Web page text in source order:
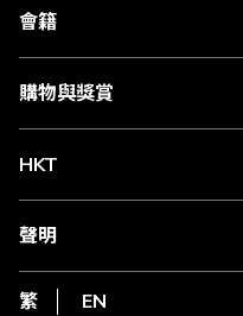
合作夥伴
媒體中心
會籍
會籍及專屬禮遇
賺取積分
購物與獎賞
物流與配送
Club Shopping 商品領取站
常見問題
HKT
csl.
1010
HKT
聲明
私隱聲明
使用條款
繁 EN